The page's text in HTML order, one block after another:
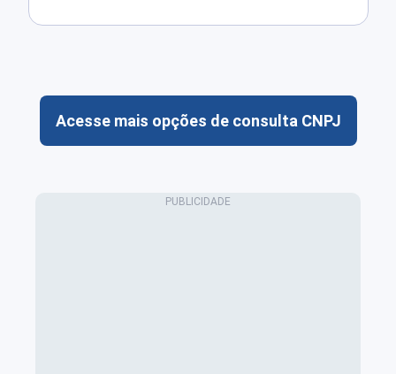
Acesse mais opções de consulta CNPJ